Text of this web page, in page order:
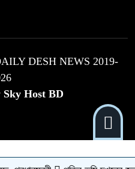
DESH NEWS 2019-
Sky Host BD